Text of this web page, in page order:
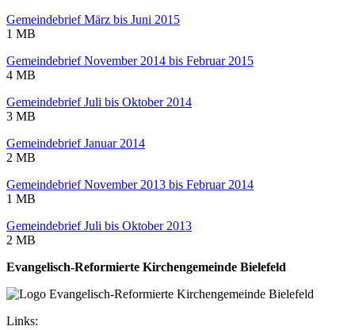
Gemeindebrief März bis Juni 2015
1 MB
Gemeindebrief November 2014 bis Februar 2015
4 MB
Gemeindebrief Juli bis Oktober 2014
3 MB
Gemeindebrief Januar 2014
2 MB
Gemeindebrief November 2013 bis Februar 2014
1 MB
Gemeindebrief Juli bis Oktober 2013
2 MB
Evangelisch-Reformierte Kirchengemeinde Bielefeld
Links: